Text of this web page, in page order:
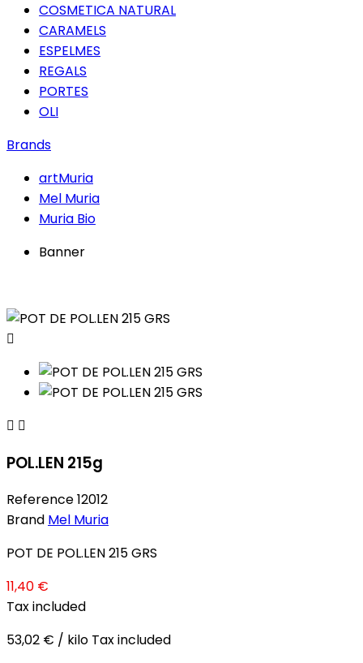
COSMETICA NATURAL
CARAMELS
ESPELMES
REGALS
PORTES
OLI
Brands
artMuria
Mel Muria
Muria Bio
Banner

 
POL.LEN 215g
Reference12012
Brand Mel Muria
POT DE POL.LEN 215 GRS
11,40 €
Tax included
53,02 € / kilo Tax included